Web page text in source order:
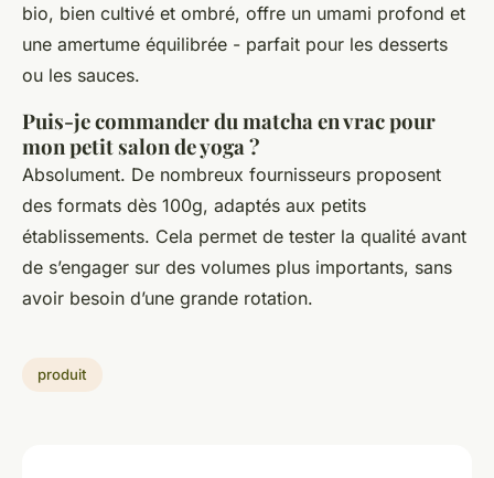
bio, bien cultivé et ombré, offre un umami profond et
une amertume équilibrée - parfait pour les desserts
ou les sauces.
Puis-je commander du matcha en vrac pour
mon petit salon de yoga ?
Absolument. De nombreux fournisseurs proposent
des formats dès 100g, adaptés aux petits
établissements. Cela permet de tester la qualité avant
de s’engager sur des volumes plus importants, sans
avoir besoin d’une grande rotation.
produit